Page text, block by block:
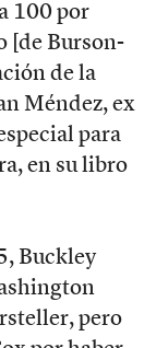
100 por
[de Burson-
de la
Méndez, ex
para
en su libro
Buckley
pero